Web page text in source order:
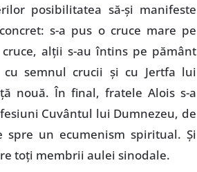
posibilitatea să-şi manifeste
s-a pus o cruce mare pe
alţii s-au întins pe pământ
semnul crucii şi cu Jertfa lui
nouă. În final, fratele Alois s-a
Cuvântul lui Dumnezeu, de
un ecumenism spiritual. Şi
toţi membrii aulei sinodale.